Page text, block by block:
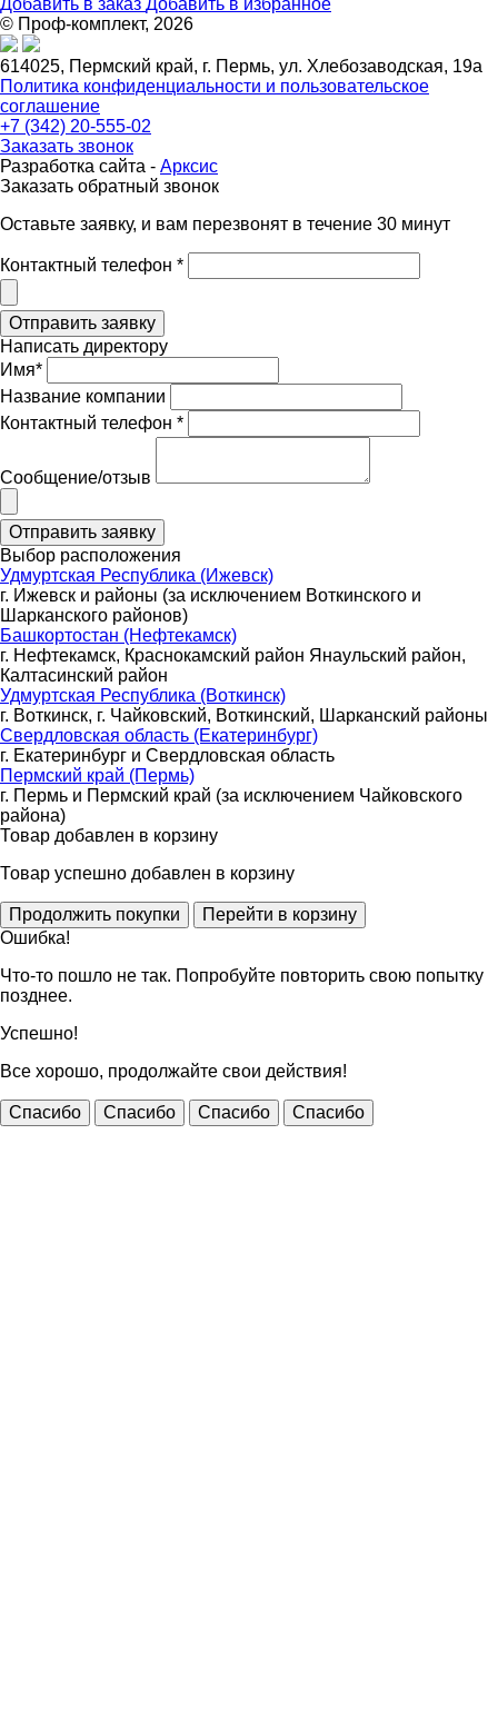
Добавить в заказ Добавить в избранное
© Проф-комплект, 2026
614025, Пермский край, г. Пермь, ул. Хлебозаводская, 19а
Политика конфиденциальности и пользовательское
соглашение
+7 (342) 20-555-02
Заказать звонок
Разработка сайта - Арксис
Заказать обратный звонок
Оставьте заявку, и вам перезвонят в течение 30 минут
Контактный телефон *
Написать директору
Имя*
Название компании
Контактный телефон *
Сообщение/отзыв
Выбор расположения
Удмуртская Республика (Ижевск)
г. Ижевск и районы (за исключением Воткинского и
Шарканского районов)
Башкортостан (Нефтекамск)
г. Нефтекамск, Краснокамский район Янаульский район,
Калтасинский район
Удмуртская Республика (Воткинск)
г. Воткинск, г. Чайковский, Воткинский, Шарканский районы
Свердловская область (Екатеринбург)
г. Екатеринбург и Свердловская область
Пермский край (Пермь)
г. Пермь и Пермский край (за исключением Чайковского
района)
Товар добавлен в корзину
Товар успешно добавлен в корзину
Ошибка!
Что-то пошло не так. Попробуйте повторить свою попытку
позднее.
Успешно!
Все хорошо, продолжайте свои действия!
Спасибо Спасибо Спасибо Спасибо